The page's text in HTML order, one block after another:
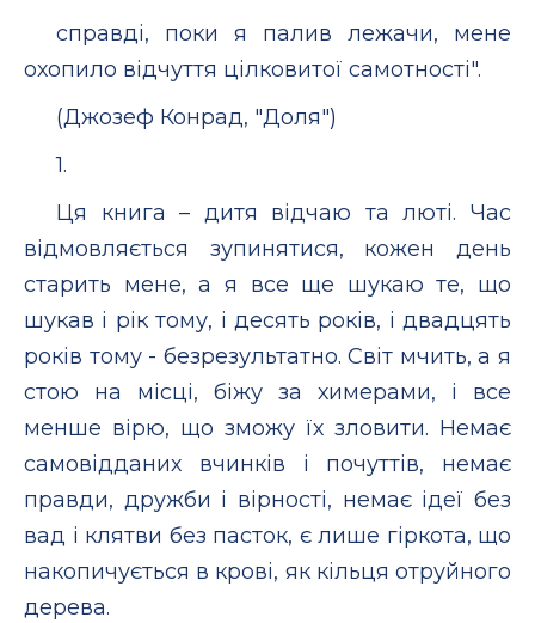
справді, поки я палив лежачи, мене
охопило відчуття цілковитої самотності".
(Джозеф Конрад, "Доля")
1.
Ця книга – дитя відчаю та люті. Час
відмовляється зупинятися, кожен день
старить мене, а я все ще шукаю те, що
шукав і рік тому, і десять років, і двадцять
років тому - безрезультатно. Світ мчить, а я
стою на місці, біжу за химерами, і все
менше вірю, що зможу їх зловити. Немає
самовідданих вчинків і почуттів, немає
правди, дружби і вірності, немає ідеї без
вад і клятви без пасток, є лише гіркота, що
накопичується в крові, як кільця отруйного
дерева.